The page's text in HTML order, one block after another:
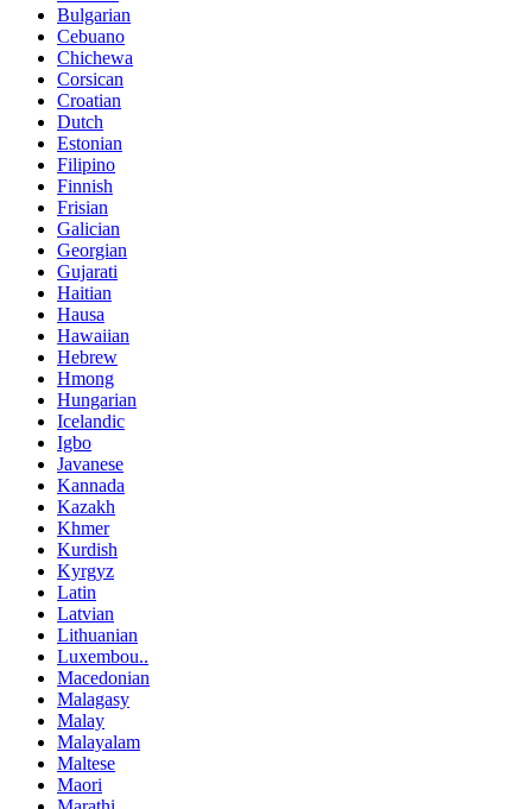
Bulgarian
Cebuano
Chichewa
Corsican
Croatian
Dutch
Estonian
Filipino
Finnish
Frisian
Galician
Georgian
Gujarati
Haitian
Hausa
Hawaiian
Hebrew
Hmong
Hungarian
Icelandic
Igbo
Javanese
Kannada
Kazakh
Khmer
Kurdish
Kyrgyz
Latin
Latvian
Lithuanian
Luxembou..
Macedonian
Malagasy
Malay
Malayalam
Maltese
Maori